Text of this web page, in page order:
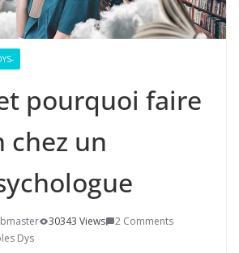
pourquoi faire
chez un
30343 Views
2 Comments
Dys